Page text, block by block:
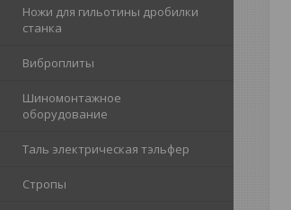
Ножи для гильотины дробилки
станка
Виброплиты
Шиномонтажное
оборудование
Таль электрическая тэльфер
Стропы